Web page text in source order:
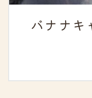
バナナキ